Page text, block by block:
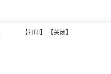
【打印】 【关闭】